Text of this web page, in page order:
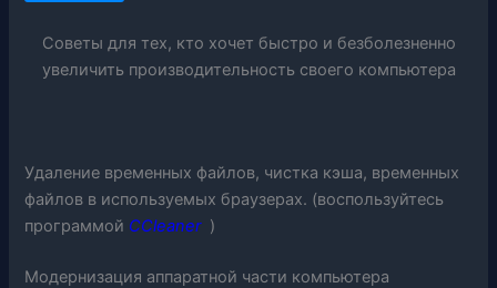
Советы для тех, кто хочет быстро и безболезненно
увеличить производительность своего компьютера
Удаление временных файлов, чистка кэша, временных
файлов в используемых браузерах. (воспользуйтесь
программой CCleaner )
Модернизация аппаратной части компьютера